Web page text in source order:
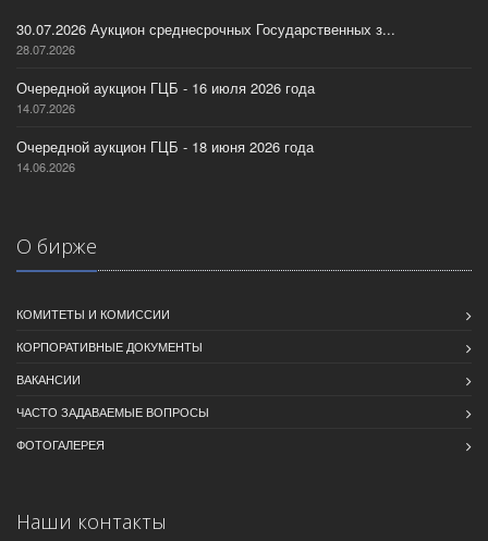
30.07.2026 Аукцион среднесрочных Государственных з...
28.07.2026
Очередной аукцион ГЦБ - 16 июля 2026 года
14.07.2026
Очередной аукцион ГЦБ - 18 июня 2026 года
14.06.2026
О бирже
КОМИТЕТЫ И КОМИССИИ
КОРПОРАТИВНЫЕ ДОКУМЕНТЫ
ВАКАНСИИ
ЧАСТО ЗАДАВАЕМЫЕ ВОПРОСЫ
ФОТОГАЛЕРЕЯ
Наши контакты